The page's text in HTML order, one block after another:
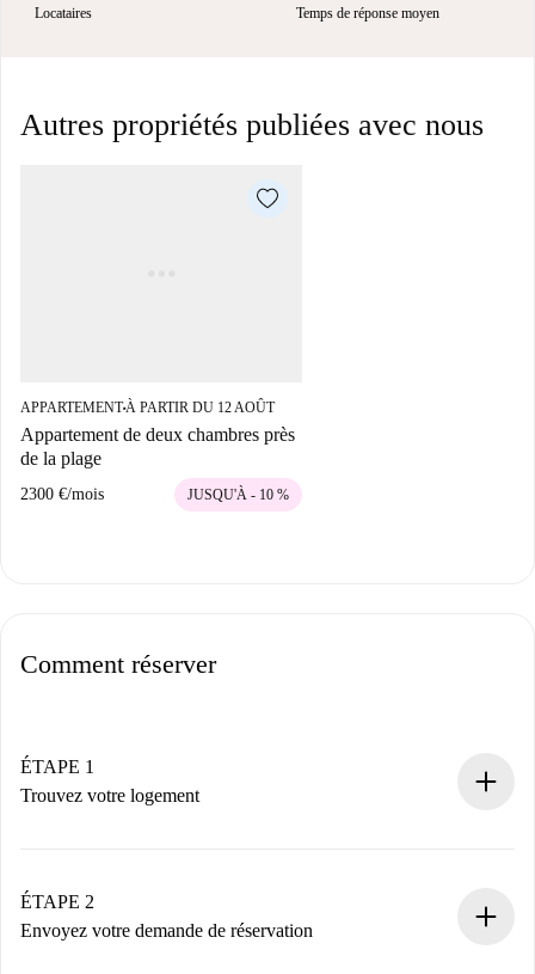
Locataires Temps de réponse moyen
Autres propriétés publiées avec nous
APPARTEMENT■À PARTIR DU 12 AOÛT
Appartement de deux chambres près
de la plage
2300 €/mois JUSQU'À - 10 %
Comment réserver
ÉTAPE 1
Trouvez votre logement
Vous disposez à l’avance de toutes les informations
nécessaires.
ÉTAPE 2
Envoyez votre demande de réservation